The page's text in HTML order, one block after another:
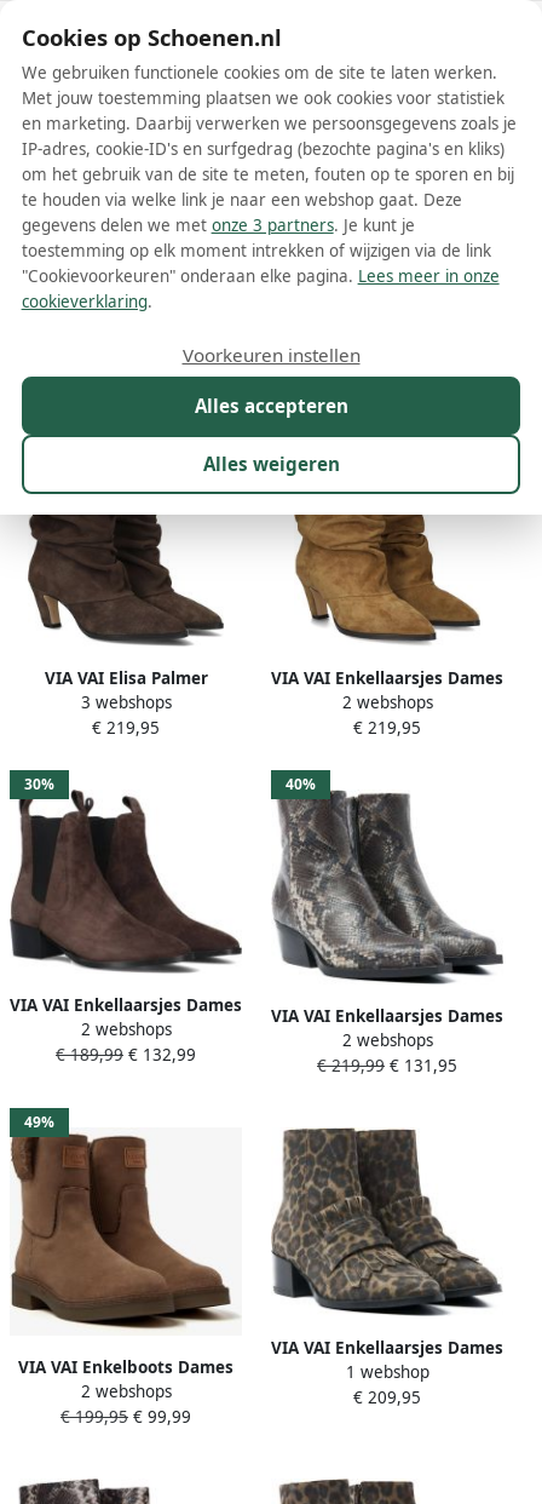
Schoenen.nl
Wis filters Alle filters
Bruine Via Vai dames enkellaarsjes
Meer lezen
VIA VAI Elisa Palmer
Enkellaarsjes Dames Suède
Bruin
3 webshops
€ 219,95
VIA VAI Enkellaarsjes Dames
Elisa Palmer Maat: 40
Materiaal: Suède Kleur:
2 webshops
€ 219,95
30%
VIA VAI Enkellaarsjes Dames
Rose Andrew Maat: 40
Materiaal: Suède Kleur:
2 webshops
€ 189,99 € 132,99
40%
VIA VAI Enkellaarsjes Dames
Do Cassidy Maat: 38
Materiaal: Leer Kleur: Bruin
2 webshops
€ 219,99 € 131,95
49%
VIA VAI Enkelboots Dames
Bellamy Yasmin Maat: 41
Materiaal: Suède Kleur:
2 webshops
€ 199,95 € 99,99
VIA VAI Enkellaarsjes Dames
Rose Hannah Maat: 36
Materiaal: Suède Kleur:
1 webshop
€ 209,95
Cookies op Schoenen.nl
We gebruiken functionele cookies om de site te laten werken.
Met jouw toestemming plaatsen we ook cookies voor statistiek
en marketing. Daarbij verwerken we persoonsgegevens zoals je
IP-adres, cookie-ID's en surfgedrag (bezochte pagina's en kliks)
om het gebruik van de site te meten, fouten op te sporen en bij
te houden via welke link je naar een webshop gaat. Deze
gegevens delen we met onze 3 partners. Je kunt je
toestemming op elk moment intrekken of wijzigen via de link
"Cookievoorkeuren" onderaan elke pagina. Lees meer in onze
cookieverklaring.
Alles accepteren
Alles weigeren
Voorkeuren instellen